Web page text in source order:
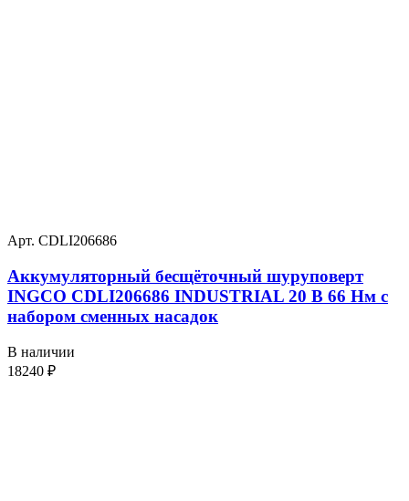
Арт. CDLI206686
Аккумуляторный бесщёточный шуруповерт
INGCO CDLI206686 INDUSTRIAL 20 В 66 Нм с
набором сменных насадок
В наличии
18240 ₽